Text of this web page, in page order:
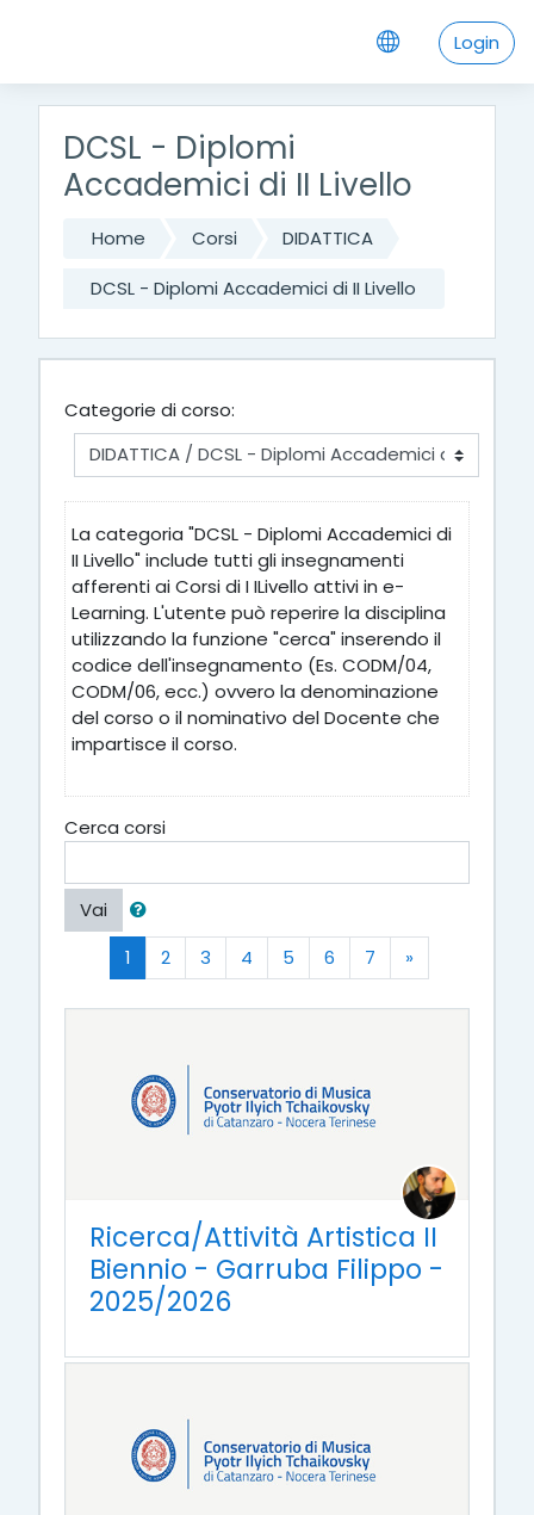
Login
DCSL - Diplomi
Accademici di II Livello
Home Corsi
DIDATTICA
DCSL - Diplomi Accademici di II Livello
Categorie di corso:
La categoria "DCSL - Diplomi Accademici di
II Livello" include tutti gli insegnamenti
afferenti ai Corsi di I ILivello attivi in e-
Learning. L'utente può reperire la disciplina
utilizzando la funzione "cerca" inserendo il
codice dell'insegnamento (Es. CODM/04,
CODM/06, ecc.) ovvero la denominazione
del corso o il nominativo del Docente che
impartisce il corso.
Cerca corsi
Vai
1(zttuale)
2 3 4 5 6 7 »Successivo
Ricerca/Attività Artistica II
Biennio - Garruba Filippo -
2025/2026